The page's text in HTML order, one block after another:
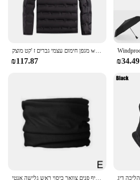
₪117.87 ₪34.49
רב תכליתי חיצוני ספורט קסם צעיף פנים צוואר כיסוי ראש גלישה אנטי UV לנשימה חם Windproof דיג רכיבה על אופניים בגימור